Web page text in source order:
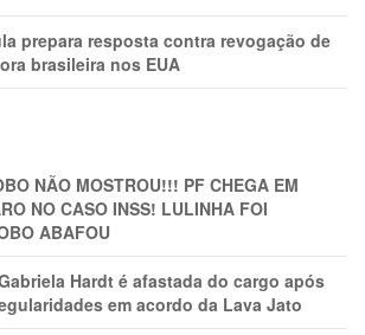
prepara resposta contra revogação de
brasileira nos EUA
NÃO MOSTROU!!! PF CHEGA EM
NO CASO INSS! LULINHA FOI
ABAFOU
Hardt é afastada do cargo após
em acordo da Lava Jato